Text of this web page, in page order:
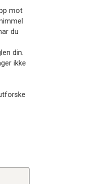
mot
du
din.
ikke